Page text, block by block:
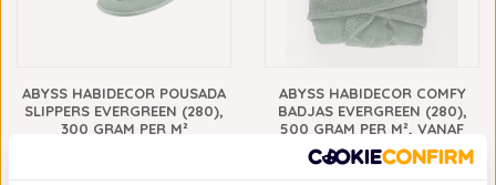
ABYSS HABIDECOR POUSADA
SLIPPERS EVERGREEN (280),
300 GRAM PER M²
ABYSS HABIDECOR COMFY
BADJAS EVERGREEN (280),
500 GRAM PER M², VANAF
€263,00